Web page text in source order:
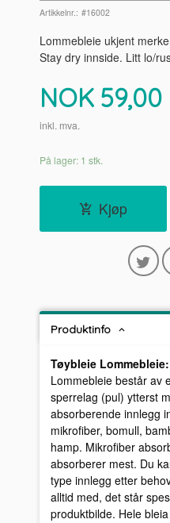
Artikkelnr.: #16002
Lommebleie ukjent
Stay dry innside. Litt lo/
Pris
NOK 59,00
inkl. mva.
På lager: 1 stk.
Kjøp
Produktinfo
Tøybleie Lommebleie:
Lommebleie består av
sperrelag (pul) ytterst
absorberende innlegg
mikrofiber, bomull,
hamp. Mikrofiber
absorberer mest. Du
type innlegg etter
alltid med, det står
produktbilde. Hele